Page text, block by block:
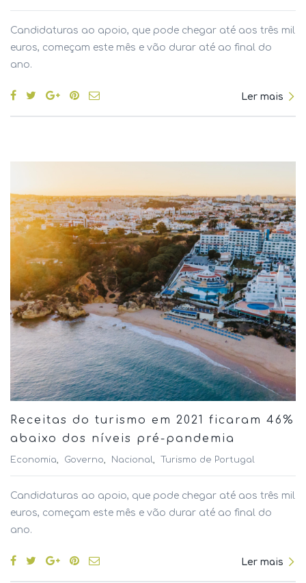
Candidaturas ao apoio, que pode chegar até aos três mil
euros, começam este mês e vão durar até ao final do
ano.
Ler mais
Receitas do turismo em 2021 ficaram 46%
abaixo dos níveis pré-pandemia
Economia Governo Nacional Turismo de Portugal
Candidaturas ao apoio, que pode chegar até aos três mil
euros, começam este mês e vão durar até ao final do
ano.
Ler mais